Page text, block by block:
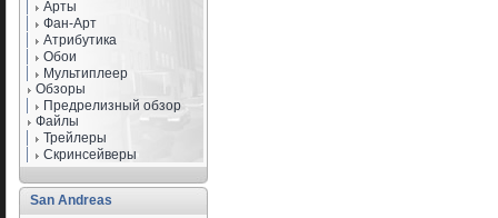
Арты
Фан-Арт
Атрибутика
Обои
Мультиплеер
Обзоры
Предрелизный обзор
Файлы
Трейлеры
Скринсейверы
San Andreas